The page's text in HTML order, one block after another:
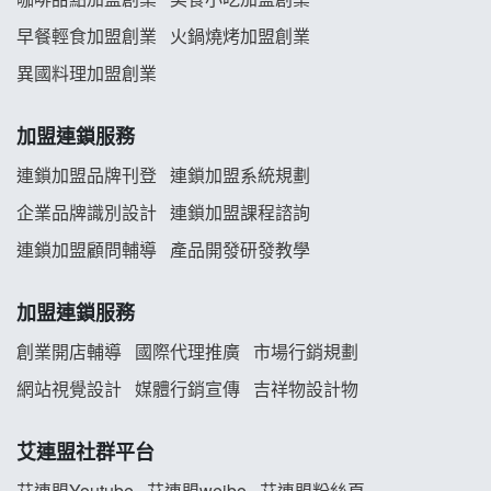
舒油頭加盟說明會
義氣豐發雞加盟說明會
Mr.Wish加盟說明會
雞咕雞咕加盟說明會
TEA TOP加盟說明會
珍好味臭臭鍋加盟說明會
早餐輕食加盟創業
火鍋燒烤加盟創業
異國料理加盟創業
加盟連鎖服務
連鎖加盟品牌刊登 連鎖加盟系統規劃
企業品牌識別設計 連鎖加盟課程諮詢
連鎖加盟顧問輔導 產品開發研發教學
加盟連鎖服務
創業開店輔導 國際代理推廣 市場行銷規劃
網站視覺設計 媒體行銷宣傳 吉祥物設計物
艾連盟社群平台